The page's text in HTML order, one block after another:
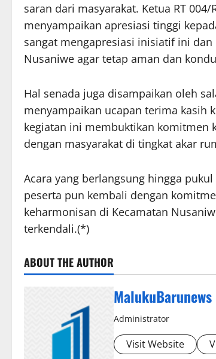
saran dari masyarakat. Ketua RT
menyampaikan apresiasi tinggi
sangat mengapresiasi inisiatif ini
Nusaniwe agar tetap aman dan
Hal senada juga disampaikan oleh
menyampaikan ucapan terima kasih
kegiatan ini membuktikan komitmen
dengan masyarakat di tingkat akar
Acara yang berlangsung hingga
peserta pun kembali dengan
keharmonisan di Kecamatan
terkendali.(*)
ABOUT THE AUTHOR
MalukuBarunews
Administrator
Visit Website